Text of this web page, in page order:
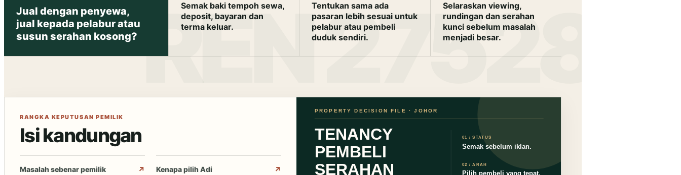
Jual dengan penyewa,
jual kepada pelabur atau
susun serahan kosong?
Semak baki tempoh sewa,
deposit, bayaran dan
terma keluar.
Tentukan sama ada
pasaran lebih sesuai untuk
pelabur atau pembeli
duduk sendiri.
Selaraskan viewing,
rundingan dan serahan
kunci sebelum masalah
menjadi besar.
RANGKA KEPUTUSAN PEMILIK
Isi kandungan
Masalah sebenar pemilik Kenapa pilih Adi